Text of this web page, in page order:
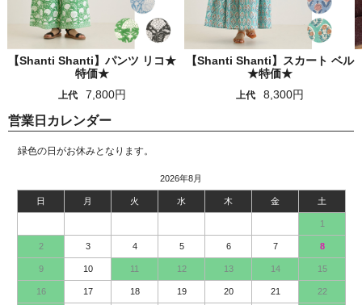
【Shanti Shanti】パンツ リコ★
特価★
上代 7,800円
【Shanti Shanti】スカート ベル
★特価★
上代 8,300円
営業日カレンダー
緑色の日がお休みとなります。
2026年8月
日 月 火 水 木 金 土
1
2 3 4 5 6 7 8
9 10 11 12 13 14 15
16 17 18 19 20 21 22